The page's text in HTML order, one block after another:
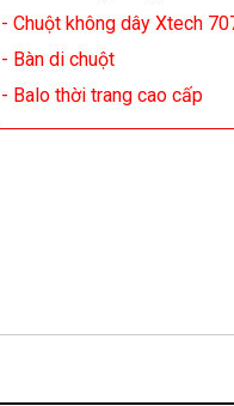
- Chuột không dây Xtech
- Bàn di chuột
- Balo thời trang cao cấp